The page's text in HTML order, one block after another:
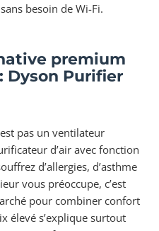
besoin de Wi-Fi.
premium
Dyson Purifier
pas un ventilateur
d’air avec fonction
d’allergies, d’asthme
vous préoccupe, c’est
pour combiner confort
élevé s’explique surtout